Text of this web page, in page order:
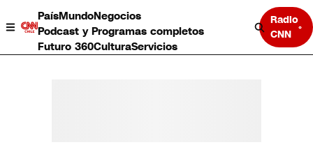
PaísMundoNegocios
Podcast y Programas completos
Futuro 360CulturaServicios
Radio
CNN